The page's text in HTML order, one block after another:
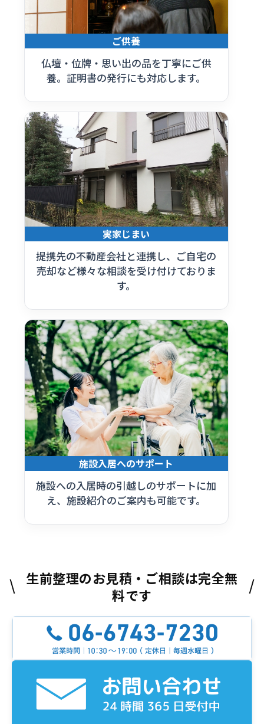
ご供養
仏壇・位牌・思い出の品を丁寧にご供
養。証明書の発行にも対応します。
実家じまい
提携先の不動産会社と連携し、ご自宅の
売却など様々な相談を受け付けておりま
す。
施設入居へのサポート
施設への入居時の引越しのサポートに加
え、施設紹介のご案内も可能です。
生前整理のお見積・ご相談は完全無
料です